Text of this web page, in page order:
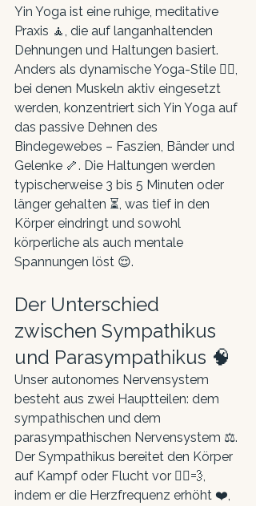
Yin Yoga ist eine ruhige, meditative
Praxis 🧘, die auf langanhaltenden
Dehnungen und Haltungen basiert.
Anders als dynamische Yoga-Stile 🏋️‍♀️,
bei denen Muskeln aktiv eingesetzt
werden, konzentriert sich Yin Yoga auf
das passive Dehnen des
Bindegewebes – Faszien, Bänder und
Gelenke 🦴. Die Haltungen werden
typischerweise 3 bis 5 Minuten oder
länger gehalten ⏳, was tief in den
Körper eindringt und sowohl
körperliche als auch mentale
Spannungen löst 😌.
Der Unterschied
zwischen Sympathikus
und Parasympathikus 🧠
Unser autonomes Nervensystem
besteht aus zwei Hauptteilen: dem
sympathischen und dem
parasympathischen Nervensystem ⚖️.
Der Sympathikus bereitet den Körper
auf Kampf oder Flucht vor 🏃‍♂️💨,
indem er die Herzfrequenz erhöht ❤️,